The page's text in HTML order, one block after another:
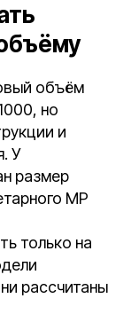
объём
но
и
У
размер
MP
только на
рассчитаны